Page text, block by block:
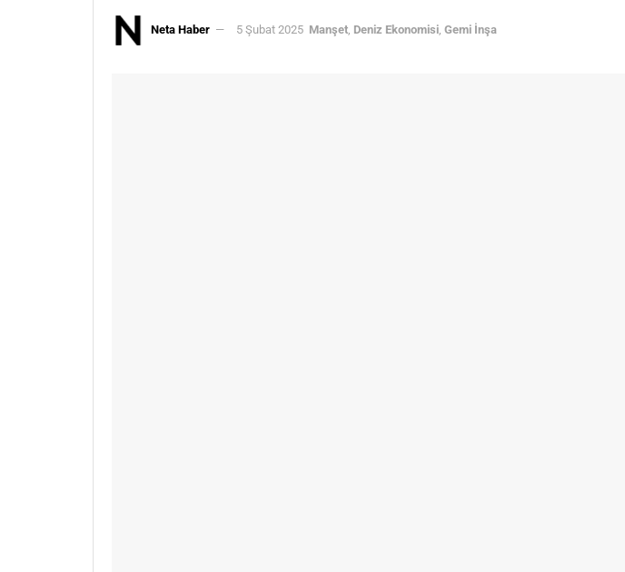
Neta Haber 5 Şubat 2025 Manşet Deniz Ekonomisi Gemi İnşa